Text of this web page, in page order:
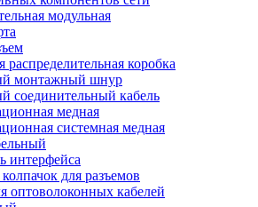
модульная
коробка
монтажный шнур
соединительный кабель
медная
системная медная
интерфейса
для разъемов
оптоволоконных кабелей